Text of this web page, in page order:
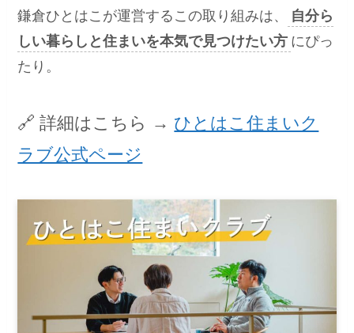
鎌倉ひとはこが運営するこの取り組みは、
自分ら
しい暮らしと住まいを本気で見つけたい方 にぴっ
たり。
🔗 詳細はこちら → ひとはこ住まいク
ラブ公式ページ